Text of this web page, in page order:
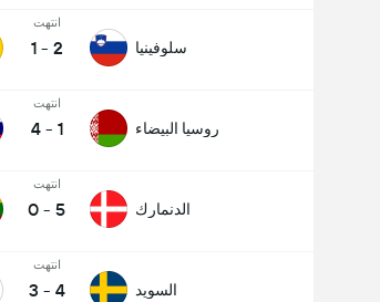
سلوفينيا
انتهت
2
-
1
روسيا البيضاء
انتهت
1
-
4
الدنمارك
انتهت
5
-
0
السويد
انتهت
4
-
3